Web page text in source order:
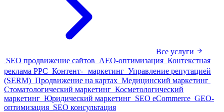
Все услуги
SEO продвижение сайтов AEO-оптимизация Контекстная
реклама PPC Контент- маркетинг Управление репутацией
(SERM) Продвижение на картах Медицинский маркетинг
Стоматологический маркетинг Косметологический
маркетинг Юридический маркетинг SEO eCommerce GEO-
оптимизация SEO консультация